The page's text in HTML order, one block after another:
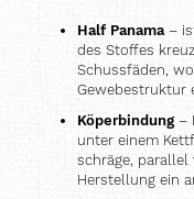
Half Panama–
des Stoffes
Schussfäden,
Gewebestruktur
Köperbindung –
unter einem
schräge, parallel
Herstellung ein